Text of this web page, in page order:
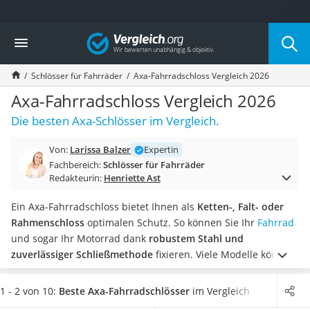
Die beliebtesten Vergleiche nach Kategorie
Freizeit & Sport
Gartentrampolin
Trampolin
Metalldetektor
Eufab-Fahrradträger
Trampolin 366 cm
Aluminium-Koffer
Futterboot
E-Bike-Dreirad
Trekkingschuhe Herren
Reisetasche mit Rollen
Klimmzugstation
Koffer
Nachtsichtgerät
Vergleich
Schlösser für Fahrräder Axa-Fahrradschloss Vergleich 2026
Axa-Fahrradschloss Vergleich 2026
Die besten Axa-Schlösser im Vergleich.
Von: Larissa Balzer
Expertin
Fachbereich:Schlösser für Fahrräder
Redakteurin: Henriette Ast
Ein Axa-Fahrradschloss bietet Ihnen als Ketten-, Falt- oder
Rahmenschloss optimalen Schutz. So können Sie Ihr Fahrrad
und sogar Ihr Motorrad dank robustem Stahl und
zuverlässiger Schließmethode fixieren. Viele Modelle können
laut gängiger Online-Tests zudem während der Fahrt mithilfe
einer Halterung am Fahrrad befestigt werden. Wählen Sie
1 - 2 von 10: Beste Axa-Fahrradschlösser im Vergleich